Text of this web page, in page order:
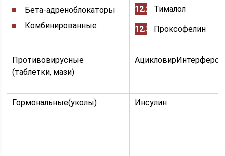
Бета-адреноблокаторы
Комбинированные
Тималол
Проксофелин
Противовирусные
(таблетки, мази)
АцикловирИнтерферон
Гормональные(уколы) Инсулин